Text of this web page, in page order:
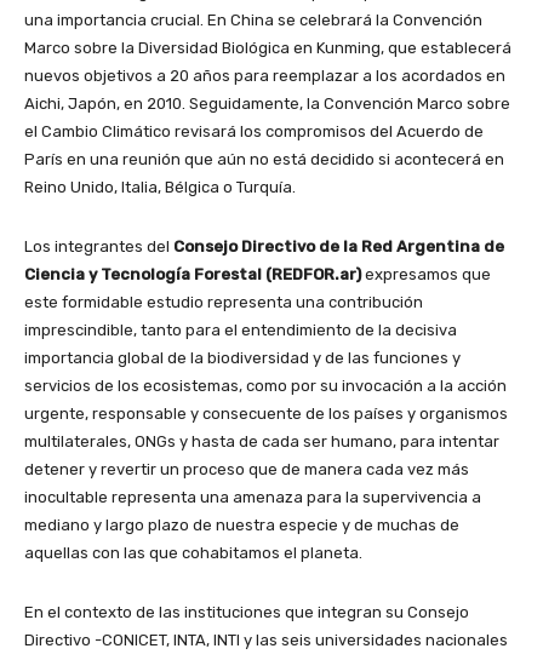
una importancia crucial. En China se celebrará la Convención
Marco sobre la Diversidad Biológica en Kunming, que establecerá
nuevos objetivos a 20 años para reemplazar a los acordados en
Aichi, Japón, en 2010. Seguidamente, la Convención Marco sobre
el Cambio Climático revisará los compromisos del Acuerdo de
París en una reunión que aún no está decidido si acontecerá en
Reino Unido, Italia, Bélgica o Turquía.
Los integrantes del Consejo Directivo de la Red Argentina de
Ciencia y Tecnología Forestal (REDFOR.ar)expresamos que
este formidable estudio representa una contribución
imprescindible, tanto para el entendimiento de la decisiva
importancia global de la biodiversidad y de las funciones y
servicios de los ecosistemas, como por su invocación a la acción
urgente, responsable y consecuente de los países y organismos
multilaterales, ONGs y hasta de cada ser humano, para intentar
detener y revertir un proceso que de manera cada vez más
inocultable representa una amenaza para la supervivencia a
mediano y largo plazo de nuestra especie y de muchas de
aquellas con las que cohabitamos el planeta.
En el contexto de las instituciones que integran su Consejo
Directivo -CONICET, INTA, INTI y las seis universidades nacionales